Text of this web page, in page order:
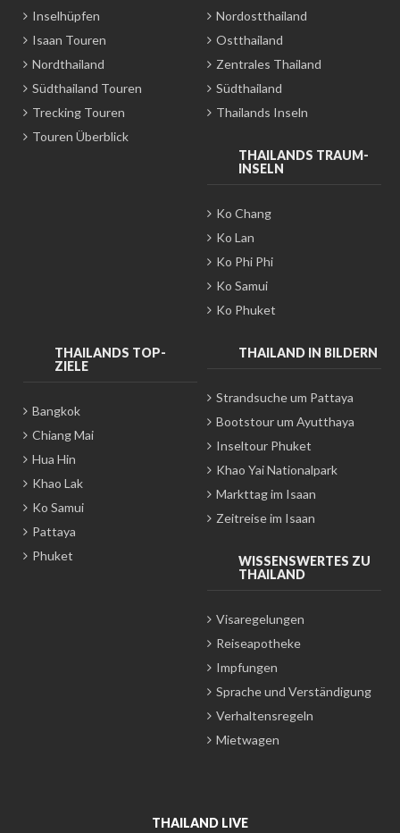
Inselhüpfen
Isaan Touren
Nordthailand
Südthailand Touren
Trecking Touren
Touren Überblick
Nordostthailand
Ostthailand
Zentrales Thailand
Südthailand
Thailands Inseln
THAILANDS TRAUM-
INSELN
Ko Chang
Ko Lan
Ko Phi Phi
Ko Samui
Ko Phuket
THAILANDS TOP-
ZIELE
Bangkok
Chiang Mai
Hua Hin
Khao Lak
Ko Samui
Pattaya
Phuket
THAILAND IN BILDERN
Strandsuche um Pattaya
Bootstour um Ayutthaya
Inseltour Phuket
Khao Yai Nationalpark
Markttag im Isaan
Zeitreise im Isaan
WISSENSWERTES ZU
THAILAND
Visaregelungen
Reiseapotheke
Impfungen
Sprache und Verständigung
Verhaltensregeln
Mietwagen
THAILAND LIVE